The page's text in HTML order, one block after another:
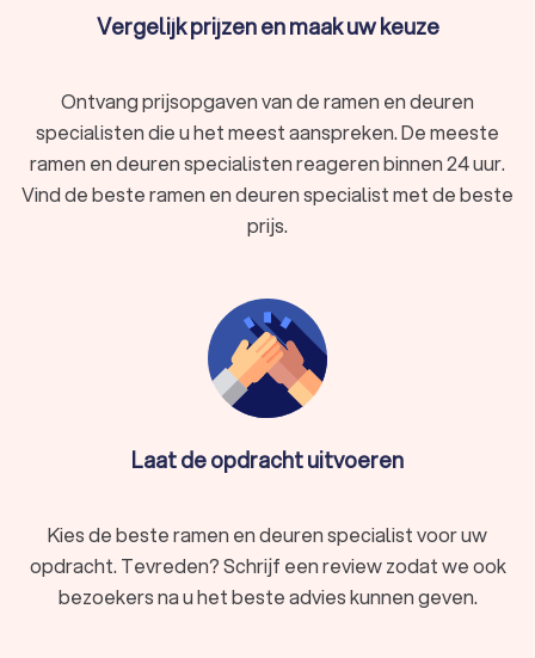
Vergelijk prijzen en maak uw keuze
Ontvang prijsopgaven van de ramen en deuren
specialisten die u het meest aanspreken. De meeste
ramen en deuren specialisten reageren binnen 24 uur.
Vind de beste ramen en deuren specialist met de beste
prijs.
Laat de opdracht uitvoeren
Kies de beste ramen en deuren specialist voor uw
opdracht. Tevreden? Schrijf een review zodat we ook
bezoekers na u het beste advies kunnen geven.